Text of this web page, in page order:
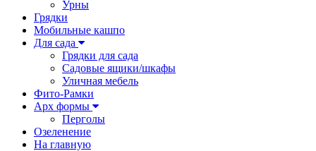
Урны
Грядки
Мобильные кашпо
Для сада
Грядки для сада
Садовые ящики/шкафы
Уличная мебель
Фито-Рамки
Арх формы
Перголы
Озеленение
На главную